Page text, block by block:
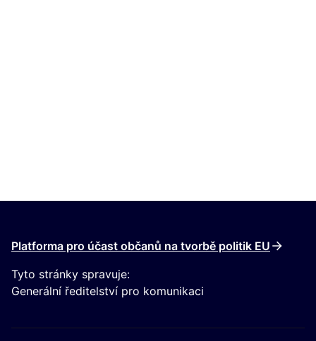
Platforma pro účast občanů na tvorbě politik EU
Tyto stránky spravuje:
Generální ředitelství pro komunikaci